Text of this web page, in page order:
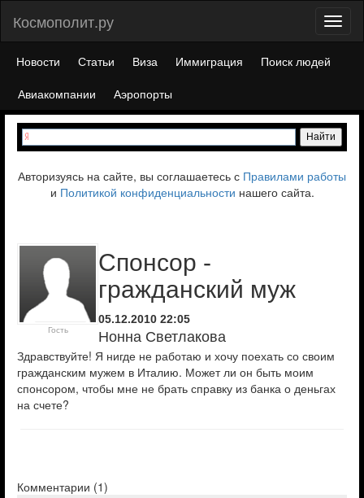
Космополит.ру
Новости Статьи Виза Иммиграция
Поиск людей
Авиакомпании
Аэропорты
Авторизуясь на сайте, вы соглашаетесь с Правилами работы
и Политикой конфиденциальности нашего сайта.
Гость
Спонсор -
гражданский муж
05.12.2010 22:05
Нонна Светлакова
Здравствуйте! Я нигде не работаю и хочу поехать со своим
гражданским мужем в Италию. Может ли он быть моим
спонсором, чтобы мне не брать справку из банка о деньгах
на счете?
Комментарии (1)